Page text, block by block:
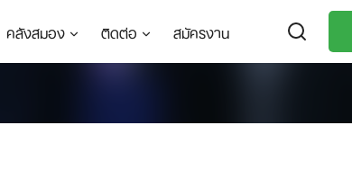
คลังสมอง ติดต่อ สมัครงาน